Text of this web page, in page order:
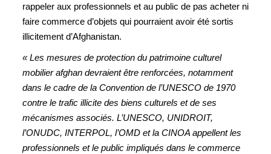
rappeler aux professionnels et au public de pas acheter ni
faire commerce d’objets qui pourraient avoir été sortis
illicitement d’Afghanistan.
« Les mesures de protection du patrimoine culturel
mobilier afghan devraient être renforcées, notamment
dans le cadre de la Convention de l’UNESCO de 1970
contre le trafic illicite des biens culturels et de ses
mécanismes associés. L’UNESCO, UNIDROIT,
l’ONUDC, INTERPOL, l’OMD et la CINOA appellent les
professionnels et le public impliqués dans le commerce